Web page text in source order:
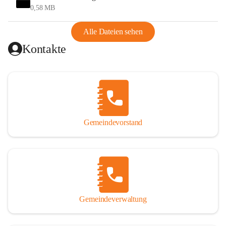
und Ungarn war. Dadurch war Wörterberg von Wörth
Aus diesem Grund war die Bevölkerung dazu gezwungen,
Schmuggel zu betreiben. Es kam oft zu nächtlichen
Überfällen und Schießereien. Erst mit dem Anschluss des
wirtschaftlich ging es bergauf. Dieser Aufschwung endete
1926. Es folgten Arbeitslosigkeit, Preissteigerung und
Unanbringlichkeit von Produkten. Daher wurde der
Anschluss an das Deutsche Reich begrüßt. Als der Zweite
Weltkrieg ausbrach, schwang die Stimmung um. Es starben
26 Männer an der Front, weitere 16 werden vermisst.
Von 1971 bis 1991 gehörte Wörterberg zur Gemeinde
Ollersdorf. Durch den Einsatz von mehreren Ortsansässigen
wurde Wörterberg 1991 wieder eine eigenständige
0,58 MB
Alle Dateien sehen
Kontakte
Gemeindevorstand
Gemeindeverwaltung